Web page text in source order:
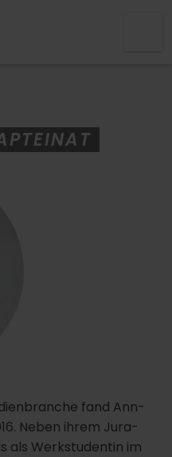
fand Ann-
Neben ihrem Jura-
als Werkstudentin im